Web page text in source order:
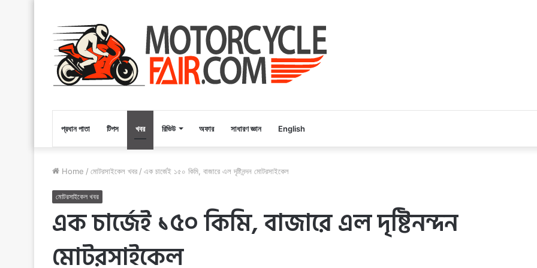
প্রধান পাতা টিপস খবর রিভিউ অফার সাধারণ জ্ঞান English
Home / মোটরসাইকেল খবর / এক চার্জেই ১৫০ কিমি, বাজারে এল দৃষ্টিনন্দন মোটরসাইকেল
মোটরসাইকেল খবর
এক চার্জেই ১৫০ কিমি, বাজারে এল দৃষ্টিনন্দন
মোটরসাইকেল